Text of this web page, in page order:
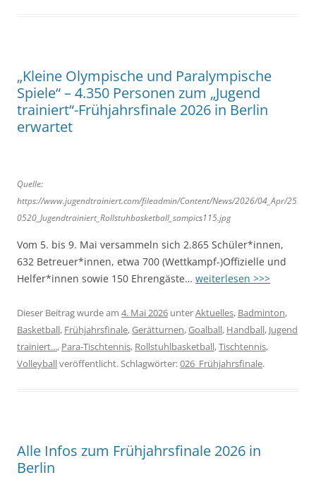
„Kleine Olympische und Paralympische
Spiele“ – 4.350 Personen zum „Jugend
trainiert“-Frühjahrsfinale 2026 in Berlin
erwartet
Quelle:
https://www.jugendtrainiert.com/fileadmin/Content/News/2026/04_Apr/25
0520_Jugendtrainiert_Rollstuhbasketball_sampics115.jpg
Vom 5. bis 9. Mai versammeln sich 2.865 Schüler*innen,
632 Betreuer*innen, etwa 700 (Wettkampf-)Offizielle und
Helfer*innen sowie 150 Ehrengäste… weiterlesen >>>
Dieser Beitrag wurde am 4. Mai 2026 unterAktuelles, Badminton,
Basketball, Frühjahrsfinale,Gerätturnen,Goalball, Handball, Jugend
trainiert..., Para-Tischtennis, Rollstuhlbasketball,Tischtennis,
Volleyballveröffentlicht. Schlagwörter:026_Frühjahrsfinale.
Alle Infos zum Frühjahrsfinale 2026 in
Berlin